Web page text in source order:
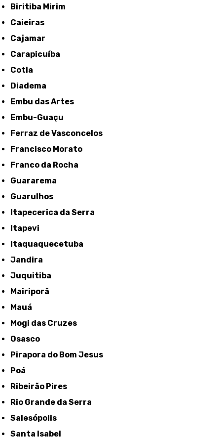
Biritiba Mirim
Caieiras
Cajamar
Carapicuíba
Cotia
Diadema
Embu das Artes
Embu-Guaçu
Ferraz de Vasconcelos
Francisco Morato
Franco da Rocha
Guararema
Guarulhos
Itapecerica da Serra
Itapevi
Itaquaquecetuba
Jandira
Juquitiba
Mairiporã
Mauá
Mogi das Cruzes
Osasco
Pirapora do Bom Jesus
Poá
Ribeirão Pires
Rio Grande da Serra
Salesópolis
Santa Isabel